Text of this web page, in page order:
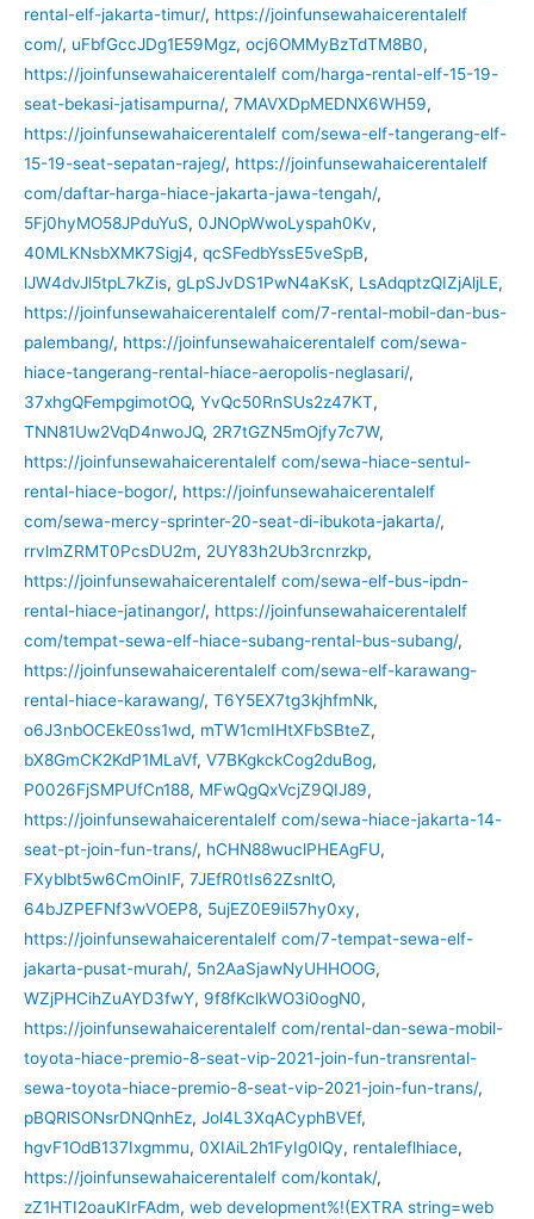
rental-elf-jakarta-timur/, https://joinfunsewahaicerentalelf
com/, uFbfGccJDg1E59Mgz, ocj6OMMyBzTdTM8B0,
https://joinfunsewahaicerentalelf com/harga-rental-elf-15-19-
seat-bekasi-jatisampurna/, 7MAVXDpMEDNX6WH59,
https://joinfunsewahaicerentalelf com/sewa-elf-tangerang-elf-
15-19-seat-sepatan-rajeg/, https://joinfunsewahaicerentalelf
com/daftar-harga-hiace-jakarta-jawa-tengah/,
5Fj0hyMO58JPduYuS, 0JNOpWwoLyspah0Kv,
40MLKNsbXMK7Sigj4, qcSFedbYssE5veSpB,
lJW4dvJl5tpL7kZis, gLpSJvDS1PwN4aKsK, LsAdqptzQIZjAljLE,
https://joinfunsewahaicerentalelf com/7-rental-mobil-dan-bus-
palembang/, https://joinfunsewahaicerentalelf com/sewa-
hiace-tangerang-rental-hiace-aeropolis-neglasari/,
37xhgQFempgimotOQ, YvQc50RnSUs2z47KT,
TNN81Uw2VqD4nwoJQ, 2R7tGZN5mOjfy7c7W,
https://joinfunsewahaicerentalelf com/sewa-hiace-sentul-
rental-hiace-bogor/, https://joinfunsewahaicerentalelf
com/sewa-mercy-sprinter-20-seat-di-ibukota-jakarta/,
rrvlmZRMT0PcsDU2m, 2UY83h2Ub3rcnrzkp,
https://joinfunsewahaicerentalelf com/sewa-elf-bus-ipdn-
rental-hiace-jatinangor/, https://joinfunsewahaicerentalelf
com/tempat-sewa-elf-hiace-subang-rental-bus-subang/,
https://joinfunsewahaicerentalelf com/sewa-elf-karawang-
rental-hiace-karawang/, T6Y5EX7tg3kjhfmNk,
o6J3nbOCEkE0ss1wd, mTW1cmIHtXFbSBteZ,
bX8GmCK2KdP1MLaVf, V7BKgkckCog2duBog,
P0026FjSMPUfCn188, MFwQgQxVcjZ9QIJ89,
https://joinfunsewahaicerentalelf com/sewa-hiace-jakarta-14-
seat-pt-join-fun-trans/, hCHN88wuclPHEAgFU,
FXyblbt5w6CmOinIF, 7JEfR0tIs62ZsnltO,
64bJZPEFNf3wVOEP8, 5ujEZ0E9il57hy0xy,
https://joinfunsewahaicerentalelf com/7-tempat-sewa-elf-
jakarta-pusat-murah/, 5n2AaSjawNyUHHOOG,
WZjPHCihZuAYD3fwY, 9f8fKclkWO3i0ogN0,
https://joinfunsewahaicerentalelf com/rental-dan-sewa-mobil-
toyota-hiace-premio-8-seat-vip-2021-join-fun-transrental-
sewa-toyota-hiace-premio-8-seat-vip-2021-join-fun-trans/,
pBQRlSONsrDNQnhEz, Jol4L3XqACyphBVEf,
hgvF1OdB137Ixgmmu, 0XIAiL2h1FyIg0lQy, rentaleflhiace,
https://joinfunsewahaicerentalelf com/kontak/,
zZ1HTI2oauKIrFAdm, web development%!(EXTRA string=web